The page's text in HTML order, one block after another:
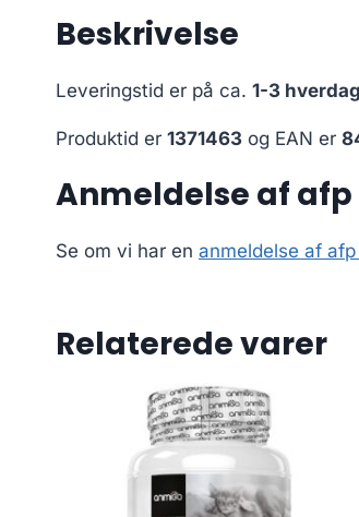
Beskrivelse
Leveringstid er på ca. 1-3
Produktid er 1371463 og EAN er
Anmeldelse af afp
Se om vi har en anmeldelse af
Relaterede varer